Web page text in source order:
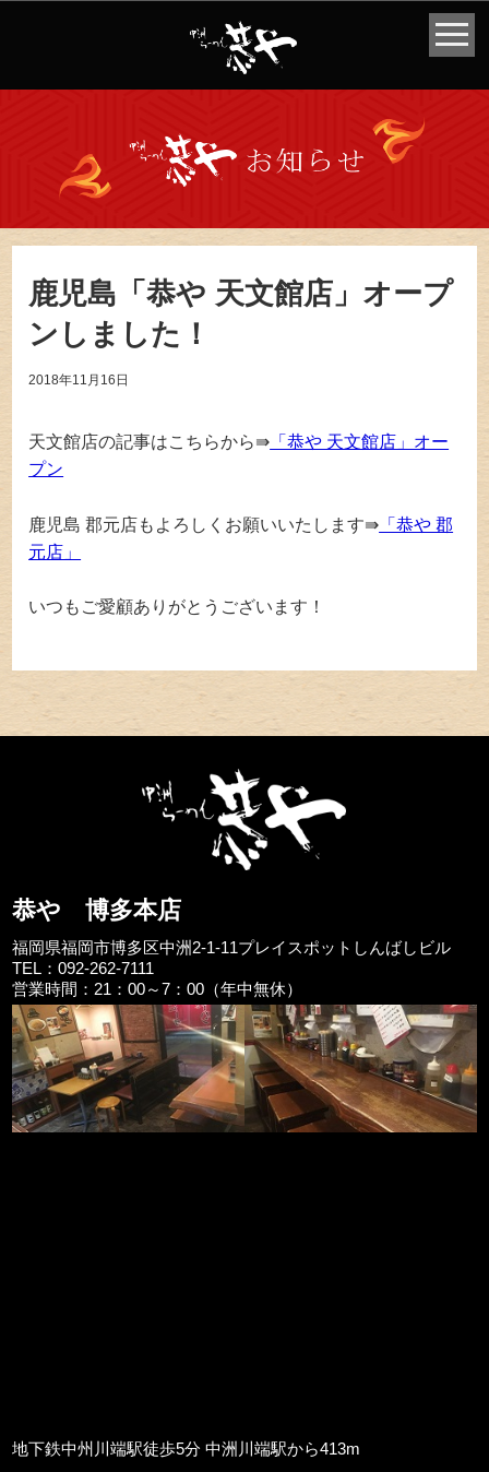
鹿児島「恭や 天文館店」オープ
ンしました！
2018年11月16日
天文館店の記事はこちらから⇛ 「恭や 天文館店」オー
プン
鹿児島 郡元店もよろしくお願いいたします⇛ 「恭や 郡
元店」
いつもご愛顧ありがとうございます！
恭や 博多本店
福岡県福岡市博多区中洲2-1-11プレイスポットしんばしビル
TEL：092-262-7111
営業時間：21：00～7：00（年中無休）
地下鉄中州川端駅徒歩5分 中洲川端駅から413m